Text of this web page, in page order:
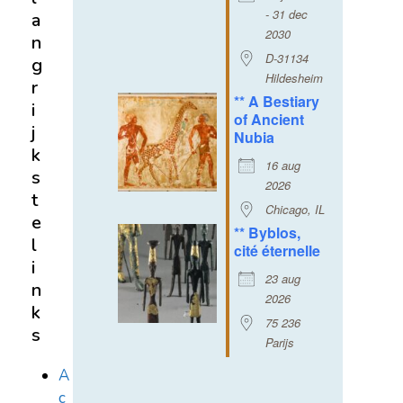
- 31 dec
2030
D-31134
Hildesheim
** A Bestiary
of Ancient
Nubia
16 aug
2026
Chicago, IL
** Byblos,
cité éternelle
23 aug
2026
75 236
Parijs
a
n
g
r
i
j
k
s
t
e
l
i
n
k
s
A
c